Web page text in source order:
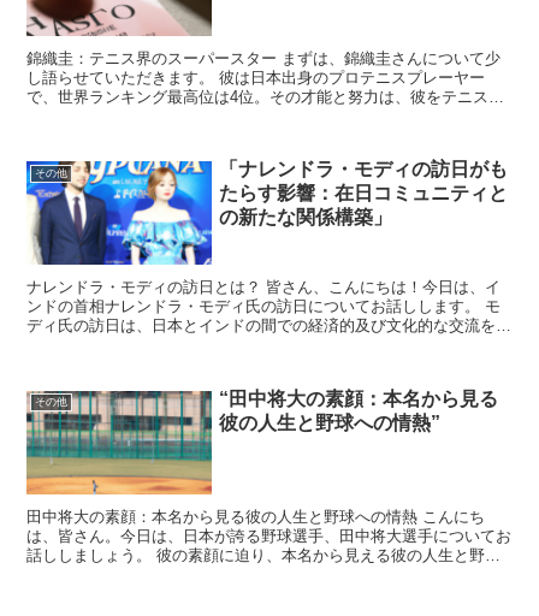
錦織圭：テニス界のスーパースター まずは、錦織圭さんについて少
し語らせていただきます。 彼は日本出身のプロテニスプレーヤー
で、世界ランキング最高位は4位。その才能と努力は、彼をテニス界
その他
「ナレンドラ・モディの訪日がも
たらす影響：在日コミュニティと
の新たな関係構築」
ナレンドラ・モディの訪日とは？ 皆さん、こんにちは！今日は、イ
ンドの首相ナレンドラ・モディ氏の訪日についてお話しします。 モ
ディ氏の訪日は、日本とインドの間での経済的及び文化的な交流を深
その他
“田中将大の素顔：本名から見る
彼の人生と野球への情熱”
田中将大の素顔：本名から見る彼の人生と野球への情熱 こんにち
は、皆さん。今日は、日本が誇る野球選手、田中将大選手についてお
話ししましょう。 彼の素顔に迫り、本名から見える彼の人生と野球